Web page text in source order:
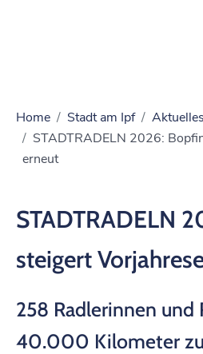
Home Stadt am Ipf
Aktuelles
STADTRADELN 2026:
erneut
STADTRADELN
steigert
258 Radlerinnen und
40.000 Kilometer